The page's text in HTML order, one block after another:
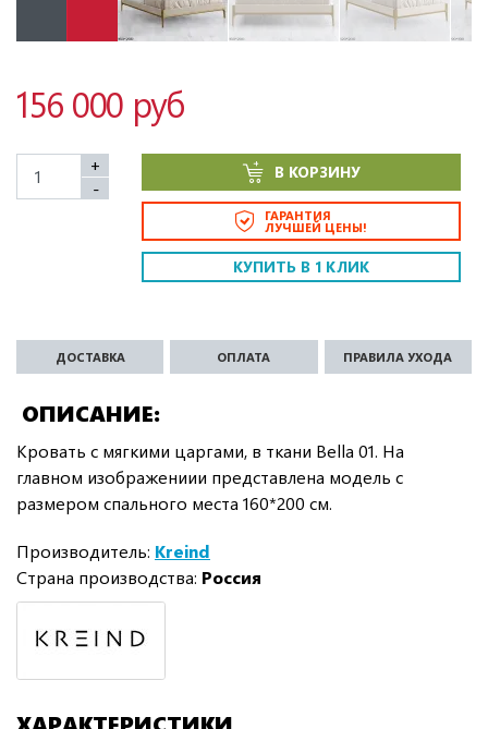
156 000 руб
+
-
В КОРЗИНУ
ГАРАНТИЯ
ЛУЧШЕЙ ЦЕНЫ!
КУПИТЬ В 1 КЛИК
ОПИСАНИЕ
ДОСТАВКА ОПЛАТА ПРАВИЛА УХОДА
Кровать с мягкими царгами, в ткани Bella 01. На
главном изображениии представлена модель с
размером спального места 160*200 см.
Производитель: Kreind
Страна производства: Россия
ХАРАКТЕРИСТИКИ